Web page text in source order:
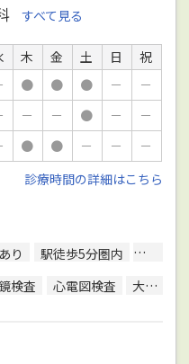
すべて見る
木 金 土 日
祝
● ● ● －
－
－ － ● －
－
● ● － －
－
診療時間の詳細はこちら
り 駅徒歩5分圏内
予約可
検査 心電図検査 大腸生検